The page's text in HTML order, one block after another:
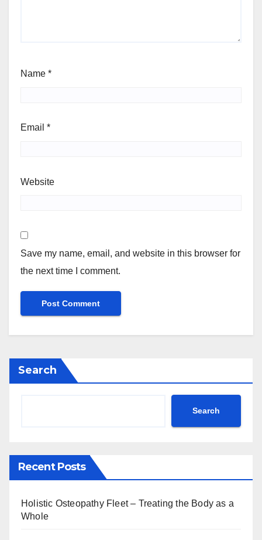
Name *
Email *
Website
Save my name, email, and website in this browser for
the next time I comment.
Search
Search
Recent Posts
Holistic Osteopathy Fleet – Treating the Body as a
Whole